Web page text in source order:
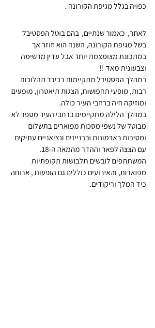
כפויה בגלל מגיפת הקורונה .
לאחר,  כאמור שנתיים,  בהם בוטל הפסטיבל
בשל מגיפת הקורונה, השנה הוא חוזר אך
במתכונת מצומצמת יותר אבל עדין מרשימה
וצבעונית מאד !!
במהלך הפסטיבל מתקיימות בכיכר תהלוכות
רבות, מופעי תחפושות, הצגות תיאטרון, מופעים
ומוזיקה חיה ברחבי העיר כולה.
במהלך הלילה מתקיימים ברחבי העיר מספר לא
מבוטל של נשפי מסכות מפוארים בתשלום
ומסיבות בארמונות ובבניינים ונציאניים עתיקים
עם הצצה לפאר וההדר מהמאה ה-18.
המשתתפים לובשים תלבושות תקופתיות
מפוארות, והאירועים כוללים גם הופעות , ארוחה
כיד המלך וריקודים.